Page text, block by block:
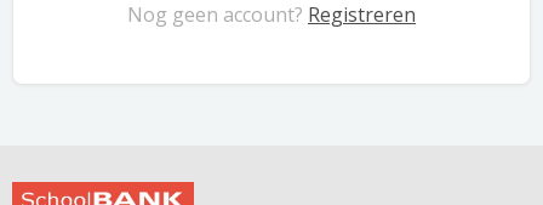
Nog geen account? Registreren